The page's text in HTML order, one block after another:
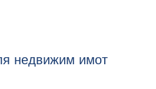
недвижим имот